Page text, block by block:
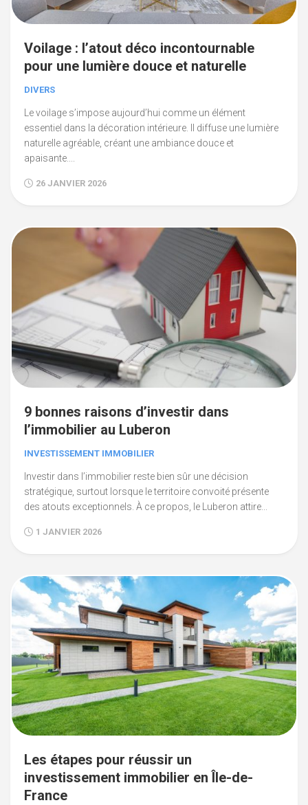
Voilage : l’atout déco incontournable
pour une lumière douce et naturelle
DIVERS
Le voilage s’impose aujourd’hui comme un élément
essentiel dans la décoration intérieure. Il diffuse une lumière
naturelle agréable, créant une ambiance douce et
apaisante....
26 JANVIER 2026
9 bonnes raisons d’investir dans
l’immobilier au Luberon
INVESTISSEMENT IMMOBILIER
Investir dans l’immobilier reste bien sûr une décision
stratégique, surtout lorsque le territoire convoité présente
des atouts exceptionnels. À ce propos, le Luberon attire...
1 JANVIER 2026
Les étapes pour réussir un
investissement immobilier en Île-de-
France